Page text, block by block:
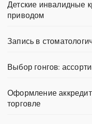
Детские инвалидные
приводом
Запись в
Выбор гонгов:
Оформление
торговле